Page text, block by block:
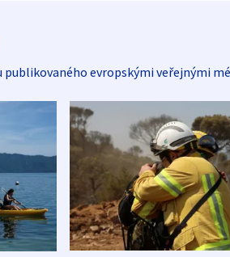
publikovaného evropskými veřejnými